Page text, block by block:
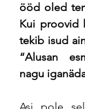
ööd oled
Kui proovid
tekib isud
“Alusan
nagu